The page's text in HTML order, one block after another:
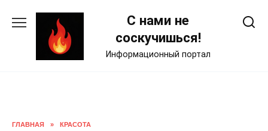
С нами не
соскучишься!
Информационный портал
ГЛАВНАЯ » КРАСОТА